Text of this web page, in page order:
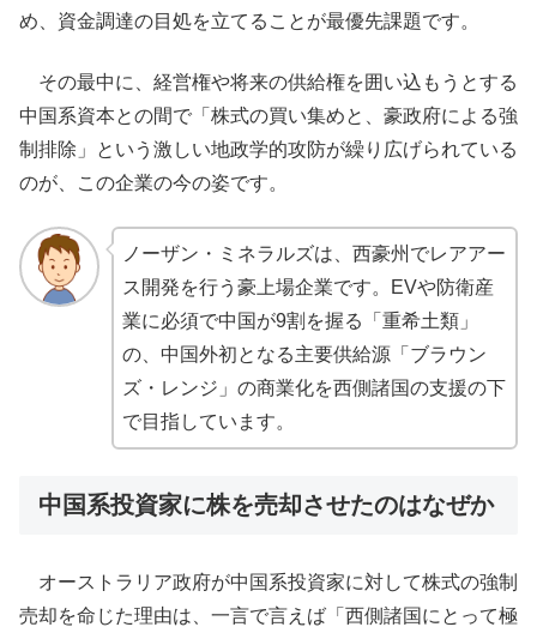
め、資金調達の目処を立てることが最優先課題です。
その最中に、経営権や将来の供給権を囲い込もうとする
中国系資本との間で「株式の買い集めと、豪政府による強
制排除」という激しい地政学的攻防が繰り広げられている
のが、この企業の今の姿です。
ノーザン・ミネラルズは、西豪州でレアアー
ス開発を行う豪上場企業です。EVや防衛産
業に必須で中国が9割を握る「重希土類」
の、中国外初となる主要供給源「ブラウン
ズ・レンジ」の商業化を西側諸国の支援の下
で目指しています。
中国系投資家に株を売却させたのはなぜか
オーストラリア政府が中国系投資家に対して株式の強制
売却を命じた理由は、一言で言えば「西側諸国にとって極